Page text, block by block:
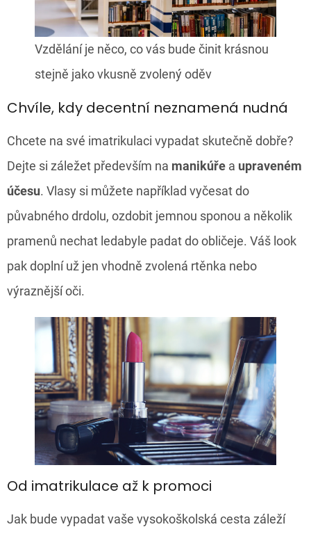
Vzdělání je něco, co vás bude činit krásnou
stejně jako vkusně zvolený oděv
Chvíle, kdy decentní neznamená nudná
Chcete na své imatrikulaci vypadat skutečně dobře?
Dejte si záležet především na manikúře a upraveném
účesu. Vlasy si můžete například vyčesat do
půvabného drdolu, ozdobit jemnou sponou a několik
pramenů nechat ledabyle padat do obličeje. Váš look
pak doplní už jen vhodně zvolená rtěnka nebo
výraznější oči.
Od imatrikulace až k promoci
Jak bude vypadat vaše vysokoškolská cesta záleží